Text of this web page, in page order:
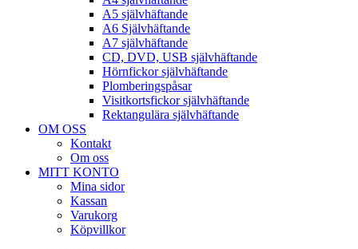
A5 självhäftande
A6 Självhäftande
A7 självhäftande
CD, DVD, USB självhäftande
Hörnfickor självhäftande
Plomberingspåsar
Visitkortsfickor självhäftande
Rektangulära självhäftande
OM OSS
Kontakt
Om oss
MITT KONTO
Mina sidor
Kassan
Varukorg
Köpvillkor